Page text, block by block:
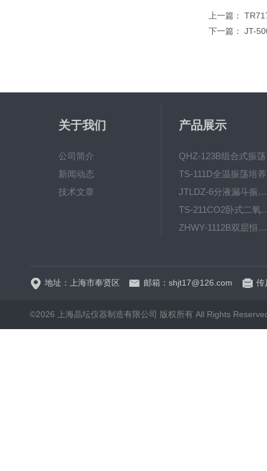
上一篇：
下一篇： JT-
关于我们
公司简介
新闻动态
技术文章
产品展示
JTLDZ-6分液漏斗振荡器
TS-211CO2卧式
ZHWY-1112B双层恒温培养摇床
地址：上海市奉贤区 邮箱：shjt17@126.com 传
©2026 上海晶坛仪器制造有限公司 版权所有 All Rights